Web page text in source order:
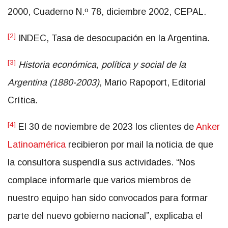
2000, Cuaderno N.º 78, diciembre 2002, CEPAL.
[2] INDEC, Tasa de desocupación en la Argentina.
[3] Historia económica, política y social de la
Argentina (1880-2003), Mario Rapoport, Editorial
Crítica.
[4] El 30 de noviembre de 2023 los clientes de Anker
Latinoaméricarecibieron por mail la noticia de que
la consultora suspendía sus actividades. “Nos
complace informarle que varios miembros de
nuestro equipo han sido convocados para formar
parte del nuevo gobierno nacional”, explicaba el